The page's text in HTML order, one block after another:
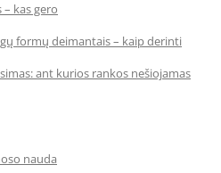
kas gero
formų deimantais – kaip derinti
ant kurios rankos nešiojamas
nauda